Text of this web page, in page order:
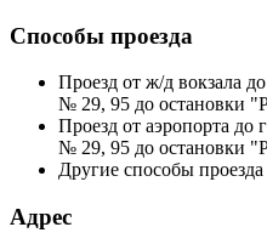
Способы проезда
Проезд от ж/д вокзала
№ 29, 95 до остановки
Проезд от аэропорта до
№ 29, 95 до остановки
Другие способы
Адрес